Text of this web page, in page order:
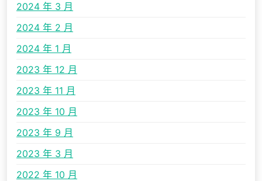
2024 年 3 月
2024 年 2 月
2024 年 1 月
2023 年 12 月
2023 年 11 月
2023 年 10 月
2023 年 9 月
2023 年 3 月
2022 年 10 月